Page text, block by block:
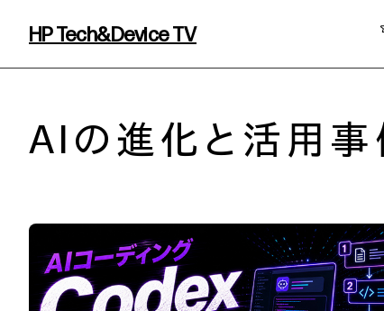
HP Tech&Device TV
AIの進化と活用事